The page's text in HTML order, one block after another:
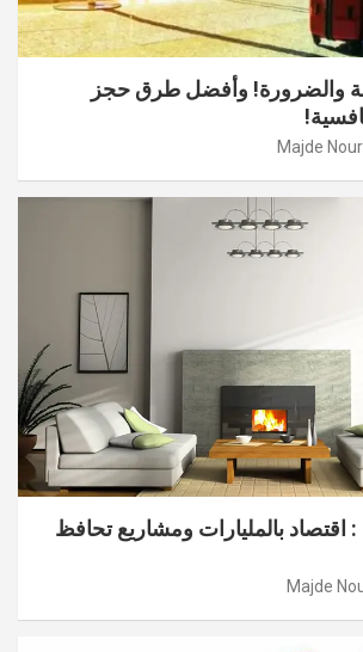
والضرورة! وأفضل طرق حجز
Majde
: اقتصاد بالمليارات ومشاريع تحافظ
Majde